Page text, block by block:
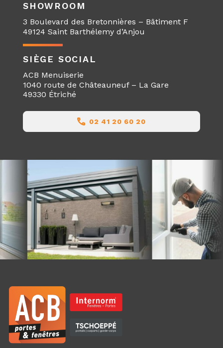
SHOWROOM
3 Boulevard des Bretonnières – Bâtiment F
49124 Saint Barthélemy d’Anjou
SIÈGE SOCIAL
ACB Menuiserie
1040 route de Châteauneuf – La Gare
49330 Étriché
02 41 20 60 20